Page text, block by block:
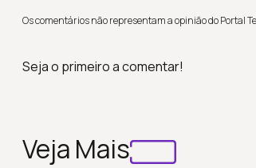
Os comentários não representam a opinião do Portal
Seja o primeiro a comentar!
Veja Mais